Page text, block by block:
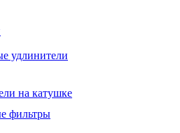
удлинители
на катушке
фильтры